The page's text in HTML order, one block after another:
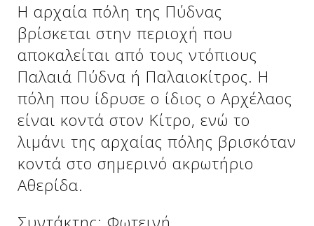
Η αρχαία πόλη της Πύδνας
βρίσκεται στην περιοχή που
αποκαλείται από τους ντόπιους
Παλαιά Πύδνα ή Παλαιοκίτρος. Η
πόλη που ίδρυσε ο ίδιος ο Αρχέλαος
είναι κοντά στον Κίτρο, ενώ το
λιμάνι της αρχαίας πόλης βρισκόταν
κοντά στο σημερινό ακρωτήριο
Αθερίδα.